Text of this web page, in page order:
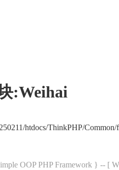
:Weihai
htdocs/ThinkPHP/
OOP PHP Framework } -- [